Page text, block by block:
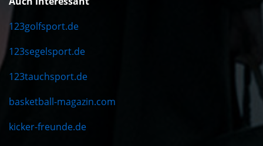
123golfsport.de
123segelsport.de
123tauchsport.de
basketball-magazin.com
kicker-freunde.de